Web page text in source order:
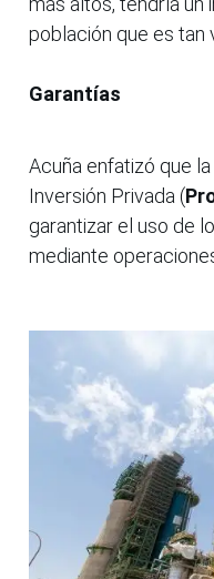
población que es tan
Garantías
Acuña enfatizó que
Inversión Privada (
garantizar el uso de
mediante